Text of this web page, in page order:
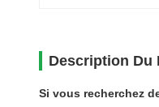
Description Du
Si vous recherchez